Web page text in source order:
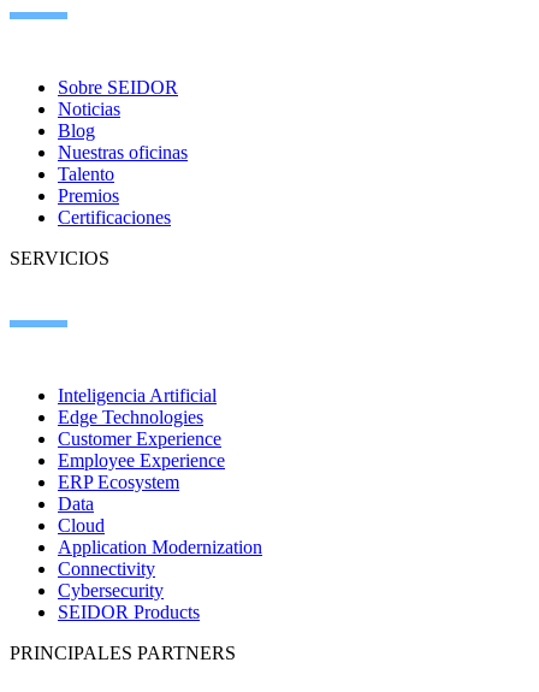
Sobre SEIDOR
Noticias
Blog
Nuestras oficinas
Talento
Premios
Certificaciones
SERVICIOS
Inteligencia Artificial
Edge Technologies
Customer Experience
Employee Experience
ERP Ecosystem
Data
Cloud
Application Modernization
Connectivity
Cybersecurity
SEIDOR Products
PRINCIPALES PARTNERS